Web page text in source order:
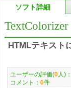
ソフト詳細
TextColorizer
HTMLテキスト
ユーザーの評価(0 人)：
コメント： 0件